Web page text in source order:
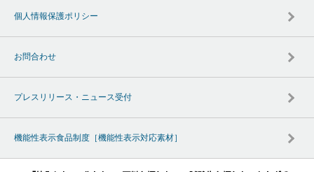
個人情報保護ポリシー
お問合わせ
プレスリリース・ニュース受付
機能性表示食品制度［機能性表示対応素材］